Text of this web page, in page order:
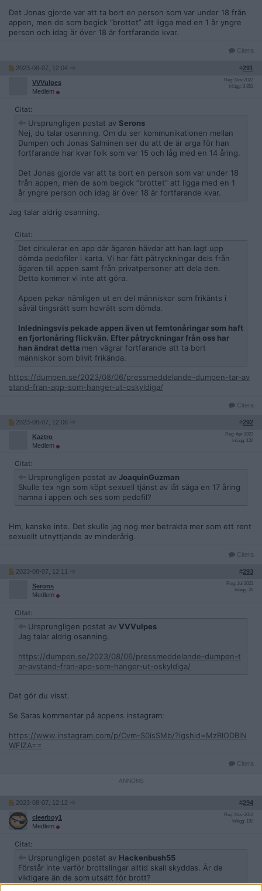
Det Jonas gjorde var att ta bort en person som var under 18 från
appen, men de som begick ”brottet” att ligga med en 1 år yngre
person och idag är över 18 är fortfarande kvar.
Citera
2023-08-07, 12:04 #291
VVVulpes
Medlem
Reg: Nov 2022
Inlägg: 3 852
Citat:
Ursprungligen postat av Serons
Nej, du talar osanning. Om du ser kommunikationen mellan
Dumpen och Jonas Salminen ser du att de är arga för han
fortfarande har kvar folk som var 15 och låg med en 14 åring.
Det Jonas gjorde var att ta bort en person som var under 18
från appen, men de som begick ”brottet” att ligga med en 1
år yngre person och idag är över 18 är fortfarande kvar.
Jag talar aldrig osanning.
Citat:
Det cirkulerar en app där ägaren hävdar att han lagt upp
dömda pedofiler i karta. Vi har fått påtryckningar dels från
ägaren till appen samt från privatpersoner att dela den.
Detta kommer vi inte att göra.
Appen pekar nämligen ut en del människor som frikänts i
såväl tingsrätt som hovrätt som dömda.
Inledningsvis pekade appen även ut femtonåringar som haft
en fjortonåring flickvän. Efter påtryckningar från oss har
han ändrat detta men vägrar fortfarande att ta bort
människor som blivit frikända.
https://dumpen.se/2023/08/06/pressmeddelande-dumpen-tar-av
stand-fran-app-som-hanger-ut-oskyldiga/
Citera
2023-08-07, 12:06 #292
Kaztro
Medlem
Reg: Apr 2023
Inlägg: 130
Citat:
Ursprungligen postat av JoaquinGuzman
Skulle tex ngn som köpt sexuell tjänst av låt säga en 17 åring
hamna i appen och ses som pedofil?
Hm, kanske inte. Det skulle jag nog mer betrakta mer som ett rent
sexuellt utnyttjande av minderårig.
Citera
2023-08-07, 12:11 #293
Serons
Medlem
Reg: Jul 2023
Inlägg: 26
Citat:
Ursprungligen postat av VVVulpes
Jag talar aldrig osanning.
https://dumpen.se/2023/08/06/pressmeddelande-dumpen-t
ar-avstand-fran-app-som-hanger-ut-oskyldiga/
Det gör du visst.
Se Saras kommentar på appens instagram:
https://www.instagram.com/p/Cvm-S0isSMb/?igshid=MzRlODBiN
WFlZA==
Citera
2023-08-07, 12:12 #294
cleerboy1
Medlem
Reg: Nov 2014
Inlägg: 192
Citat:
Ursprungligen postat av Hackenbush55
Förstår inte varför brottslingar alltid skall skyddas. Är de
viktigare än de som utsätt för brott?